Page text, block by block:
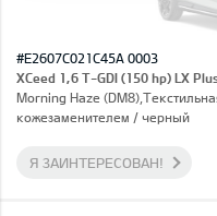
#E2607C021C45A 0003
XCeed 1,6 T-GDI (150 hp) LX
Morning Haze
кожезаменителем / черный
Я ЗАИНТЕРЕСОВАН!